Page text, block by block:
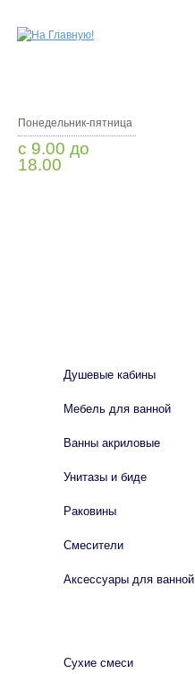
Понедельник-пятница
с 9.00 до
18.00
Душевые кабины
Мебель для ванной
Ванны акриловые
Унитазы и биде
Раковины
Смесители
Аксессуары для ванной
Сухие смеси